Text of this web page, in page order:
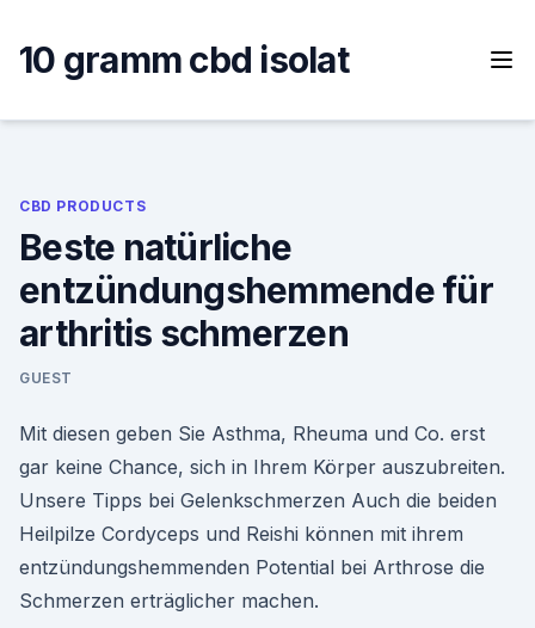
content
10 gramm cbd isolat
CBD PRODUCTS
Beste natürliche
entzündungshemmende für
arthritis schmerzen
GUEST
Mit diesen geben Sie Asthma, Rheuma und Co. erst
gar keine Chance, sich in Ihrem Körper auszubreiten.
Unsere Tipps bei Gelenkschmerzen Auch die beiden
Heilpilze Cordyceps und Reishi können mit ihrem
entzündungshemmenden Potential bei Arthrose die
Schmerzen erträglicher machen.